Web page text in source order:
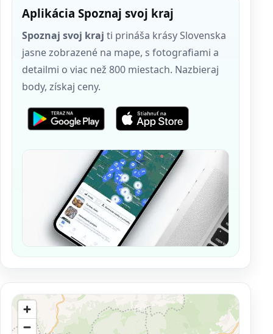
Aplikácia Spoznaj svoj kraj
Spoznaj svoj kraj ti prináša krásy Slovenska
jasne zobrazené na mape, s fotografiami a
detailmi o viac než 800 miestach. Nazbieraj
body, získaj ceny.